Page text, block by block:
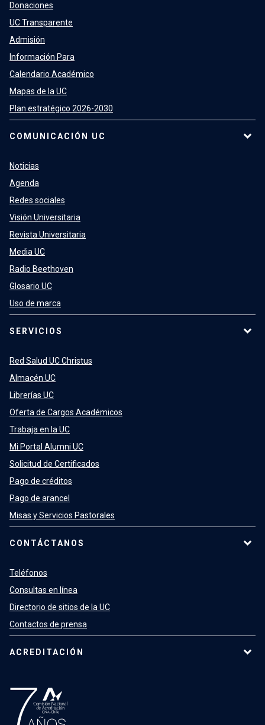
Donaciones
UC Transparente
Admisión
Información Para
Calendario Académico
Mapas de la UC
Plan estratégico 2026-2030
COMUNICACIÓN UC
Noticias
Agenda
Redes sociales
Visión Universitaria
Revista Universitaria
Media UC
Radio Beethoven
Glosario UC
Uso de marca
SERVICIOS
Red Salud UC Christus
Almacén UC
Librerías UC
Oferta de Cargos Académicos
Trabaja en la UC
Mi Portal Alumni UC
Solicitud de Certificados
Pago de créditos
Pago de arancel
Misas y Servicios Pastorales
CONTÁCTANOS
Teléfonos
Consultas en línea
Directorio de sitios de la UC
Contactos de prensa
ACREDITACIÓN